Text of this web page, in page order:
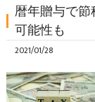
暦年贈与で
可能性も
2021/01/28